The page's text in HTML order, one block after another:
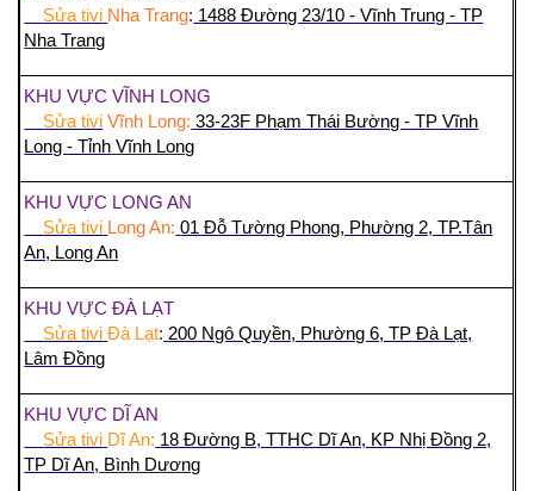
Sửa tivi Nha Trang: 1488 Đường 23/10 - Vĩnh Trung - TP
Nha Trang
KHU VỰC VĨNH LONG
Sửa tivi Vĩnh Long: 33-23F Phạm Thái Bường - TP Vĩnh
Long - Tỉnh Vĩnh Long
KHU VỰC LONG AN
Sửa tivi Long An: 01 Đỗ Tường Phong, Phường 2, TP.Tân
An, Long An
KHU VỰC ĐÀ LẠT
Sửa tivi Đà Lạt: 200 Ngô Quyền, Phường 6, TP Đà Lạt,
Lâm Đồng
KHU VỰC DĨ AN
Sửa tivi Dĩ An: 18 Đường B, TTHC Dĩ An, KP Nhị Đồng 2,
TP Dĩ An, Bình Dương